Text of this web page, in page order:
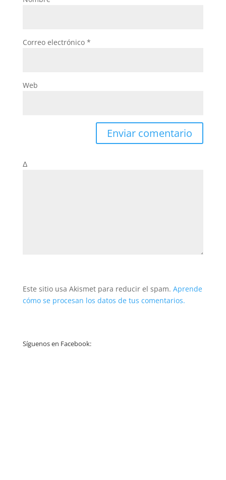
Correo electrónico *
Web
Δ
Este sitio usa Akismet para reducir el spam. Aprende
cómo se procesan los datos de tus comentarios.
Síguenos en Facebook: